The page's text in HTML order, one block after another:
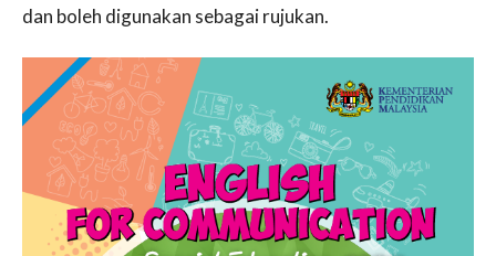
dan boleh digunakan sebagai rujukan.